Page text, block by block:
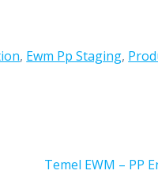
, Ewm Pp Staging,
Sonraki
Temel EWM – PP